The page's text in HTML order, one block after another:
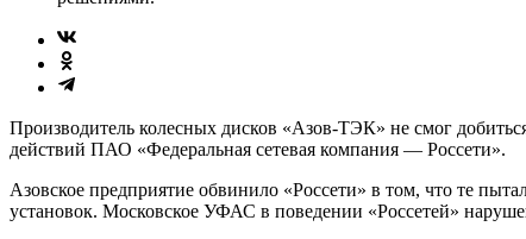
Производитель колесных дисков «Азов-ТЭК» не смог
действий ПАО «Федеральная сетевая компания — Россети».
Азовское предприятие обвинило «Россети» в том, что те
установок. Московское УФАС в поведении «Россетей»